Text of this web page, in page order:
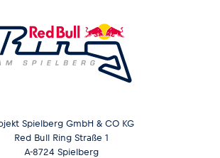
Spielberg GmbH & CO KG
Red Bull Ring Straße 1
A-8724 Spielberg